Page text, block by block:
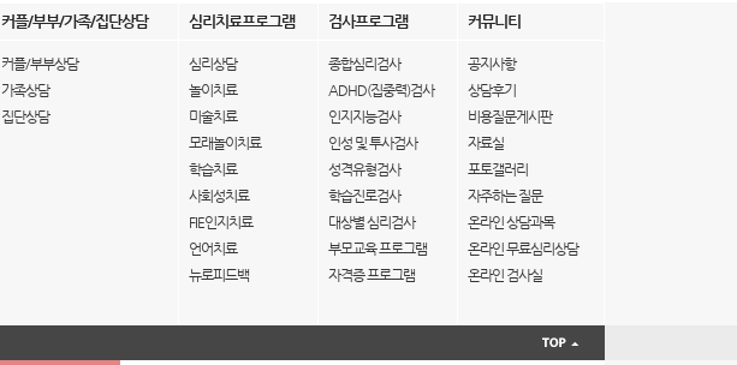
커플/부부/가족/집단상담 심리치료프로그램 검사프로그램 커뮤니티
커플/부부상담
가족상담
집단상담
심리상담
놀이치료
미술치료
모래놀이치료
학습치료
사회성치료
FIE인지치료
언어치료
뉴로피드백
종합심리검사
ADHD(집중력)검사
인지지능검사
인성 및 투사검사
성격유형검사
학습진로검사
대상별 심리검사
부모교육 프로그램
자격증 프로그램
공지사항
상담후기
비용질문게시판
자료실
포토갤러리
자주하는 질문
온라인 상담과목
온라인 무료심리상담
온라인 검사실